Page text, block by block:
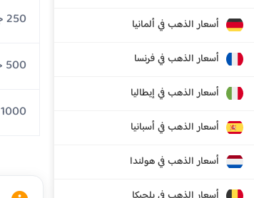
أسعار الذهب في ألمانيا
أسعار الذهب في فرنسا
أسعار الذهب في إيطاليا
أسعار الذهب في أسبانيا
أسعار الذهب في هولندا
250 جرام عيار 14
500 جرام عيار 14
1000 جرام عيار 14